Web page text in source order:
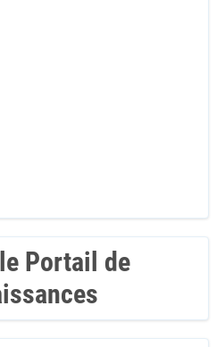
Portail de